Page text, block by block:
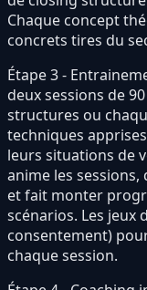
Chaque concept
concrets tires du
Étape 3 -
deux sessions de
structures ou
techniques
leurs situations de
anime les
et fait monter
scénarios. Les jeux
consentement)
chaque session.